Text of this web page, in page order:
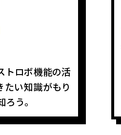
トロボ機能の活
たい知識がもり
う。